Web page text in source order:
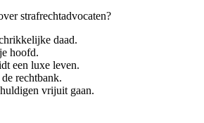
strafrechtadvocaten?
daad.
hoofd.
een luxe leven.
rechtbank.
vrijuit gaan.